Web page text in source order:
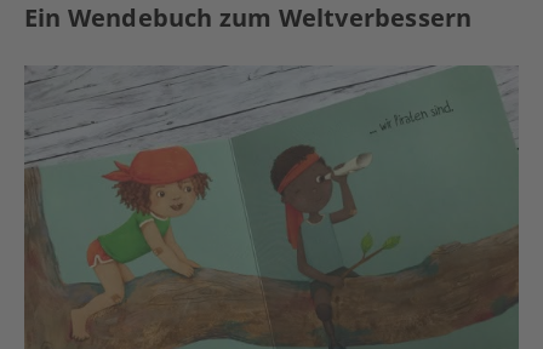
Ein Wendebuch zum Weltverbessern